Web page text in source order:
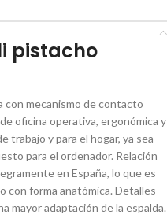
pistacho
con mecanismo de contacto
oficina operativa, ergonómica y
trabajo y para el hogar, ya sea
para el ordenador. Relación
en España, lo que es
con forma anatómica. Detalles
mayor adaptación de la espalda.